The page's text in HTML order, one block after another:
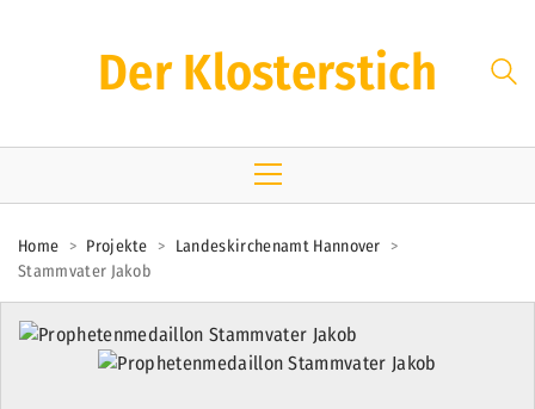
Der Klosterstich
Home > Projekte > Landeskirchenamt Hannover >
Stammvater Jakob